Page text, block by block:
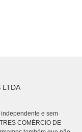
LTDA
independente e sem
COMÉRCIO DE